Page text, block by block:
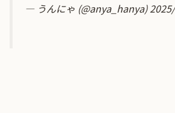
— うんにゃ (@anya_hanya)